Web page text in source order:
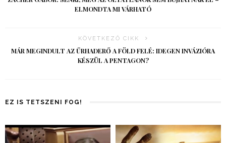
ELMONDTA MI VÁRHATÓ
KÖVETKEZŐ CIKK
MÁR MEGINDULT AZ ŰRHADERŐ A FÖLD FELÉ: IDEGEN INVÁZIÓRA
KÉSZÜL A PENTAGON?
EZ IS TETSZENI FOG!